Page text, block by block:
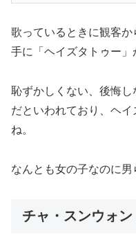
歌っているときに観客
手に「ヘイズタトゥー」
恥ずかしくない、後悔
だといわれており、ヘ
ね。
なんとも女の子なのに男
チャ・スンウォン